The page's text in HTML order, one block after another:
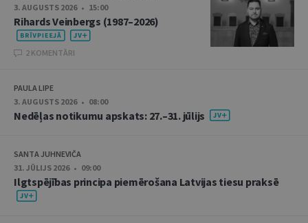
3. AUGUSTS 2026 • 15:00
Rihards Veinbergs (1987–2026)
2 KOMENTĀRI
PAULA LIPE
3. AUGUSTS 2026 • 08:00
Nedēļas notikumu apskats: 27.–31. jūlijs
SANTA JUHNEVIČA
31. JŪLIJS 2026 • 09:00
Ilgtspējības principa piemērošana Latvijas tiesu praksē